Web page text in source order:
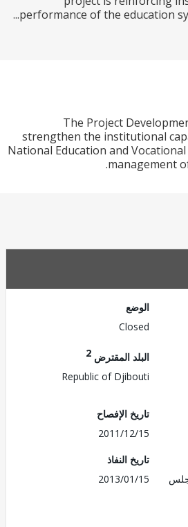
performance of the
The Project
strengthen the
National Education and
البلد المقترض
Republic of Djibouti
تاريخ الإفصاح
2011/12/15
تاريخ النفاذ
2013/01/15